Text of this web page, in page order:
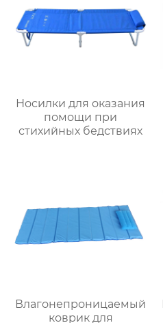
Носилки для оказания
помощи при
стихийных бедствиях
Влагонепроницаемый
коврик для